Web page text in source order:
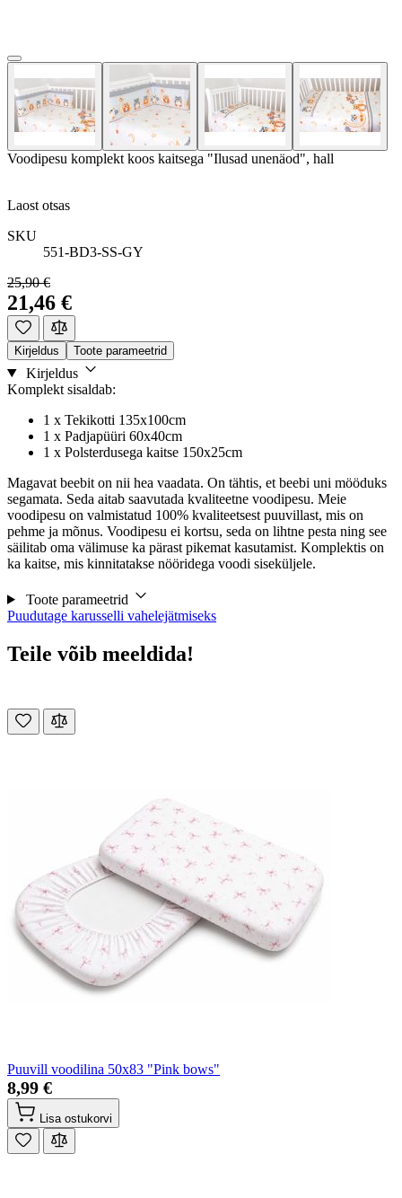
Voodipesu komplekt koos kaitsega "Ilusad unenäod", hall
Laost otsas
SKU
551-BD3-SS-GY
25,90 €
21,46 €
Kirjeldus Toote parameetrid
Kirjeldus
Komplekt sisaldab:
1 x Tekikotti 135x100cm
1 x Padjapüüri 60x40cm
1 x Polsterdusega kaitse 150x25cm
Magavat beebit on nii hea vaadata. On tähtis, et beebi uni mööduks
segamata. Seda aitab saavutada kvaliteetne voodipesu. Meie
voodipesu on valmistatud 100% kvaliteetsest puuvillast, mis on
pehme ja mõnus. Voodipesu ei kortsu, seda on lihtne pesta ning see
säilitab oma välimuse ka pärast pikemat kasutamist. Komplektis on
ka kaitse, mis kinnitatakse nööridega voodi siseküljele.
Toote parameetrid
Puudutage karusselli vahelejätmiseks
Teile võib meeldida!
Puuvill voodilina 50x83 "Pink bows"
8,99 €
Lisa ostukorvi